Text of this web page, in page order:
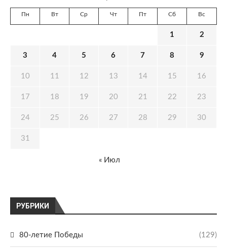
РУБРИКИ
80-летие Победы (129)
Пн Вт Ср Чт Пт Сб Вс
1 2
3 4 5 6 7 8 9
10 11 12 13 14 15 16
17 18 19 20 21 22 23
24 25 26 27 28 29 30
31
« Июл